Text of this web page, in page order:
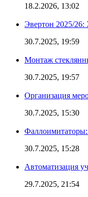
18.2.2026, 13:02
Эвертон 2025/
30.7.2025, 19:59
Монтаж
30.7.2025, 19:57
Организация
30.7.2025, 15:30
30.7.2025, 15:28
Автоматизация
29.7.2025, 21:54